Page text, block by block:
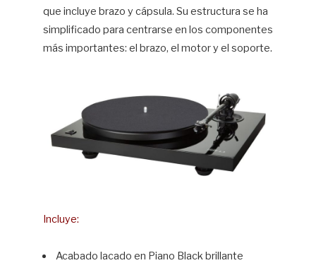
que incluye brazo y cápsula. Su estructura se ha
simplificado para centrarse en los componentes
más importantes: el brazo, el motor y el soporte.
Incluye:
Acabado lacado en Piano Black brillante